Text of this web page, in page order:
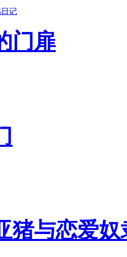
记
门扉
猪与恋爱奴